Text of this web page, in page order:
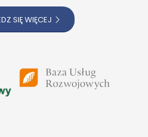
SIĘ WIĘCEJ